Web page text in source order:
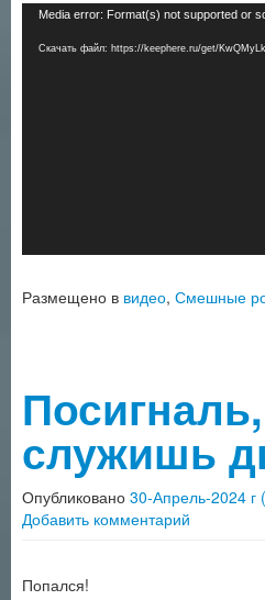
Видеоплеер
Media error: Format(s) not supported or
Скачать файл: https://keephere.ru/get/
Размещено в видео, Смешные
служишь
Опубликовано 30-Апрель-2024 г
Добавить комментарий
Попался!